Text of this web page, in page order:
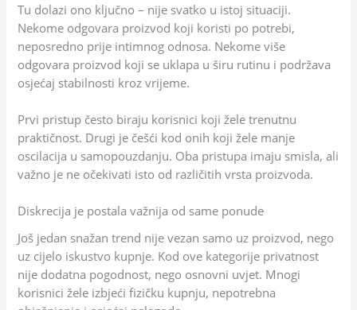
Tu dolazi ono ključno – nije svatko u istoj situaciji.
Nekome odgovara proizvod koji koristi po potrebi,
neposredno prije intimnog odnosa. Nekome više
odgovara proizvod koji se uklapa u širu rutinu i podržava
osjećaj stabilnosti kroz vrijeme.
Prvi pristup često biraju korisnici koji žele trenutnu
praktičnost. Drugi je češći kod onih koji žele manje
oscilacija u samopouzdanju. Oba pristupa imaju smisla, ali
važno je ne očekivati isto od različitih vrsta proizvoda.
Diskrecija je postala važnija od same ponude
Još jedan snažan trend nije vezan samo uz proizvod, nego
uz cijelo iskustvo kupnje. Kod ove kategorije privatnost
nije dodatna pogodnost, nego osnovni uvjet. Mnogi
korisnici žele izbjeći fizičku kupnju, nepotrebna